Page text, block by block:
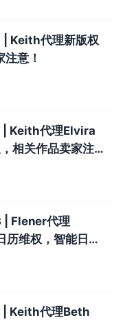
Keith代理新版权
意！
Keith代理Elvira
相关作品卖家注
Flener代理
维权，智能日历
Keith代理Beth